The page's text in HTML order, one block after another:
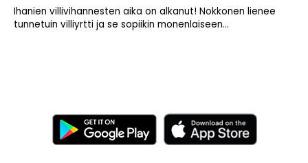
Ihanien villivihannesten aika on alkanut! Nokkonen lienee
tunnetuin villiyrtti ja se sopiikin monenlaiseen...